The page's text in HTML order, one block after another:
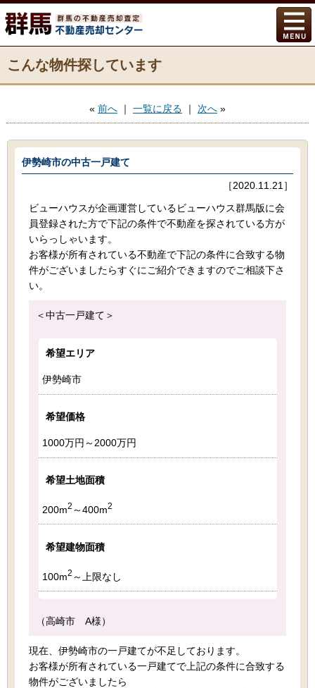
こんな物件探しています
« 前へ ｜ 一覧に戻る ｜ 次へ »
伊勢崎市の中古一戸建て
［2020.11.21］
ビューハウスが企画運営しているビューハウス群馬版に会
員登録された方で下記の条件で不動産を探されている方が
いらっしゃいます。
お客様が所有されている不動産で下記の条件に合致する物
件がございましたらすぐにご紹介できますのでご相談下さ
い。
＜中古一戸建て＞
希望エリア
伊勢崎市
希望価格
1000万円～2000万円
希望土地面積
200m2 ～400m2
希望建物面積
100m2 ～上限なし
（高崎市 A様）
現在、伊勢崎市の一戸建てが不足しております。
お客様が所有されている一戸建てで上記の条件に合致する
物件がございましたら